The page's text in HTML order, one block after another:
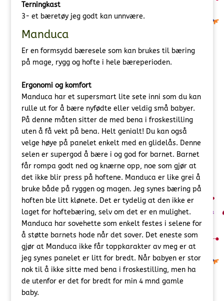
Terningkast
3- et bæretøy jeg godt kan unnvære.
Manduca
Er en formsydd bæresele som kan brukes til bæring
på mage, rygg og hofte i hele bæreperioden.
Ergonomi og komfort
Manduca har et supersmart lite sete inni som du kan
rulle ut for å bære nyfødte eller veldig små babyer.
På denne måten sitter de med bena i froskestilling
uten å få vekt på bena. Helt genialt! Du kan også
velge høye på panelet enkelt med en glidelås. Denne
selen er supergod å bære i og god for barnet. Barnet
får rompa godt ned og knærne opp, noe som gjør at
det ikke blir press på hoftene. Manduca er like grei å
bruke både på ryggen og magen. Jeg synes bæring på
hoften ble litt klønete. Det er tydelig at den ikke er
laget for hoftebæring, selv om det er en mulighet.
Manduca har sovehette som enkelt festes i selene for
å støtte barnets hode når det sover. Det eneste som
gjør at Manduca ikke får toppkarakter av meg er at
jeg synes panelet er litt for bredt. Når babyen er stor
nok til å ikke sitte med bena i froskestilling, men ha
de utenfor er det for bredt for min 4 mnd gamle
baby.